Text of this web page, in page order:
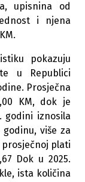
upisnina od
i njena
pokazuju
u Republici
Prosječna
KM, dok je
godini iznosila
godinu, više za
prosječnoj plati
Dok u 2025.
ista količina